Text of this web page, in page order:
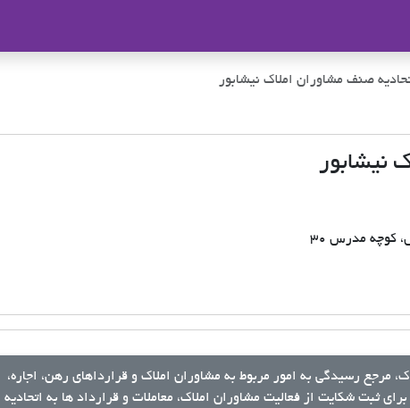
صنف مشاوران املاک نیشابور
نیشابور
کوچه مدرس 30
مرجع رسیدگی به امور مربوط به مشاوران املاک و قرارداهای رهن، اجاره،
ثبت شکایت از فعالیت مشاوران املاک، معاملات و قرارداد ها به اتحادیه